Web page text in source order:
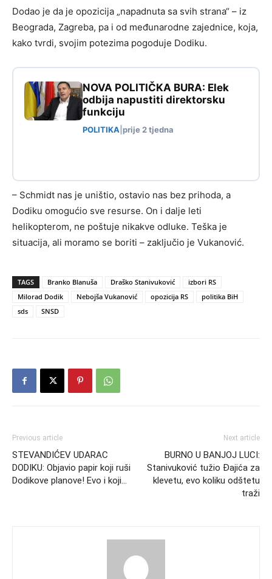
Dodao je da je opozicija „napadnuta sa svih strana“ – iz
Beograda, Zagreba, pa i od međunarodne zajednice, koja,
kako tvrdi, svojim potezima pogoduje Dodiku.
NOVA POLITIČKA BURA: Elek
odbija napustiti direktorsku
funkciju
POLITIKA prije 2 tjedna
– Schmidt nas je uništio, ostavio nas bez prihoda, a
Dodiku omogućio sve resurse. On i dalje leti
helikopterom, ne poštuje nikakve odluke. Teška je
situacija, ali moramo se boriti – zaključio je Vukanović.
TAGS Branko Blanuša Draško Stanivuković
izbori RS
Milorad Dodik
Nebojša Vukanović opozicija RS
politika BiH
sds
SNSD
Previous article
STEVANDIĆEV UDARAC
DODIKU: Objavio papir koji ruši
Dodikove planove! Evo i koji…
Next article
BURNO U BANJOJ LUCI:
Stanivuković tužio Đajića za
klevetu, evo koliku odštetu
traži